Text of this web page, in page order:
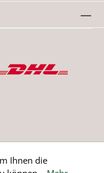
Ihnen die